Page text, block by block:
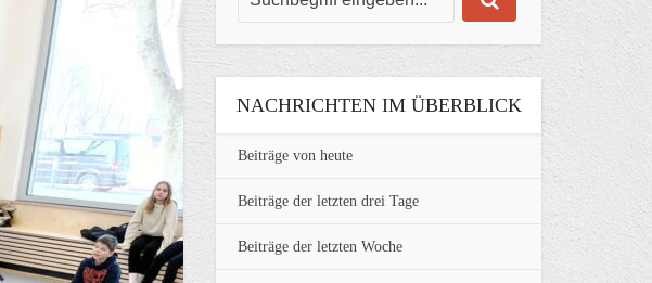
NACHRICHTEN IM ÜBERBLICK
Beiträge von heute
Beiträge der letzten drei Tage
Beiträge der letzten Woche